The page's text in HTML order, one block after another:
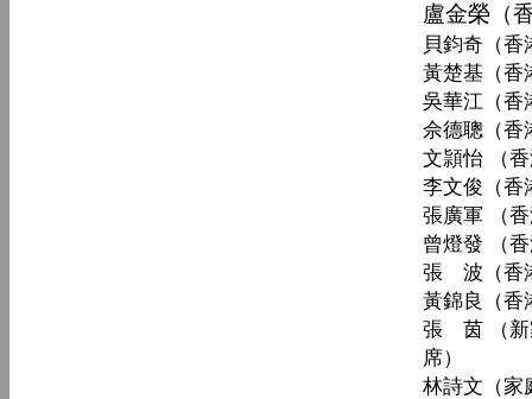
盧金榮（
貝鈞奇（
黃楚基（香
吳華江（香
佘德聰（香
文頴怡 （
李文俊（香
張廣軍 （
曾燈發 （
張 波（香
黃錦良（香
張 茵 （新
席）
林詩文（家